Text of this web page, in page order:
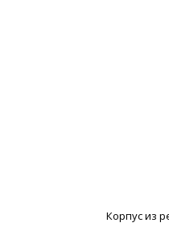
Корпус из